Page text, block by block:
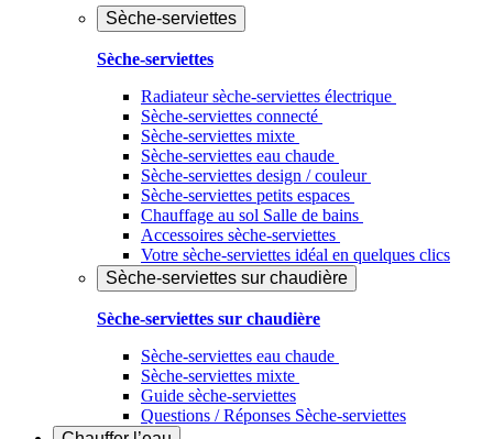
Sèche-serviettes
Sèche-serviettes
Radiateur sèche-serviettes électrique
Sèche-serviettes connecté
Sèche-serviettes mixte
Sèche-serviettes eau chaude
Sèche-serviettes design / couleur
Sèche-serviettes petits espaces
Chauffage au sol Salle de bains
Accessoires sèche-serviettes
Votre sèche-serviettes idéal en quelques clics
Sèche-serviettes sur chaudière
Sèche-serviettes sur chaudière
Sèche-serviettes eau chaude
Sèche-serviettes mixte
Guide sèche-serviettes
Questions / Réponses Sèche-serviettes